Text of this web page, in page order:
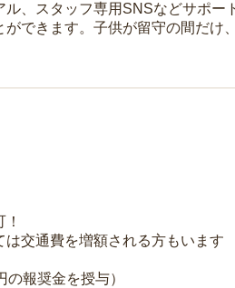
、スタッフ専用SNSなどサポー
できます。子供が留守の間だけ
交通費を増額される方もいます
報奨金を授与）